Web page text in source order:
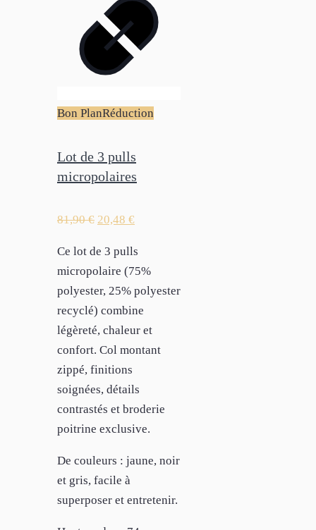
Bon PlanRéduction
Lot de 3 pulls
micropolaires
81,90€ 20,48 €
Ce lot de 3 pulls
micropolaire (75%
polyester, 25% polyester
recyclé) combine
légèreté, chaleur et
confort. Col montant
zippé, finitions
soignées, détails
contrastés et broderie
poitrine exclusive.
De couleurs : jaune, noir
et gris, facile à
superposer et entretenir.